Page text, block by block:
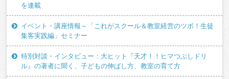
を連載
イベント・講座情報～「これがスクール＆教室経営のツボ！生徒
集客実践編」セミナー
特別対談・インタビュー：大ヒット『天才！！ヒマつぶしドリ
ル』の著者に聞く、子どもの伸ばし方、教室の育て方